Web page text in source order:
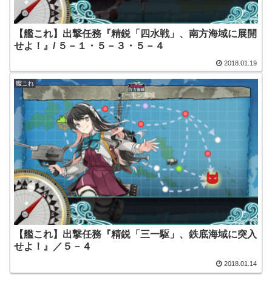
【艦これ】出撃任務『精鋭「四水戦」、南方海域に展開
せよ！』/ ５－１・５－３・５－４
2018.01.19
艦これ
【艦これ】出撃任務『精鋭「三一駆」、鉄底海域に突入
せよ！』／５－４
2018.01.14